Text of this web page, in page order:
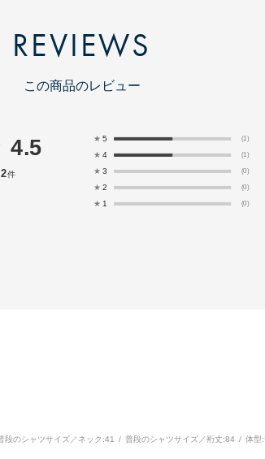
REVIEWS
この商品のレビュー
4.5
2件
★ 5 (1)
★ 4 (1)
★ 3 (0)
★ 2 (0)
★ 1 (0)
段のシャツサイズ／ネック:41 普段のシャツサイズ／裄丈:84 体型: